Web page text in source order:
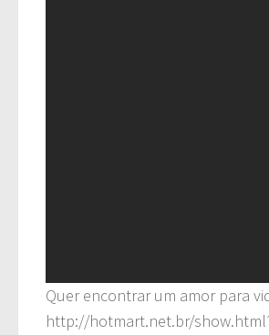
Quer encontrar um amor para
http://hotmart.net.br/